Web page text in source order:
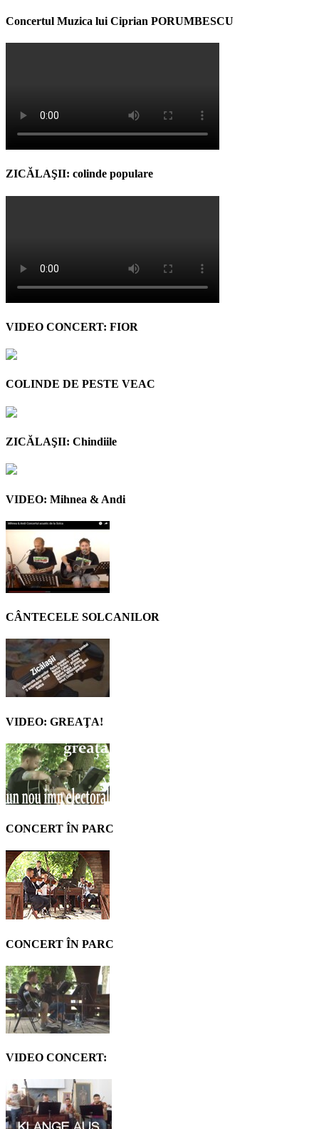
Concertul Muzica lui Ciprian PORUMBESCU
ZICĂLAŞII: colinde populare
VIDEO CONCERT: FIOR
COLINDE DE PESTE VEAC
ZICĂLAŞII: Chindiile
VIDEO: Mihnea & Andi
CÂNTECELE SOLCANILOR
VIDEO: GREAŢA!
CONCERT ÎN PARC
CONCERT ÎN PARC
VIDEO CONCERT: